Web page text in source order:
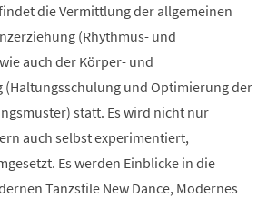
die Vermittlung der allgemeinen
(Rhythmus- und
auch der Körper- und
(Haltungsschulung und Optimierung der
statt. Es wird nicht nur
auch selbst experimentiert,
Es werden Einblicke in die
Tanzstile New Dance, Modernes